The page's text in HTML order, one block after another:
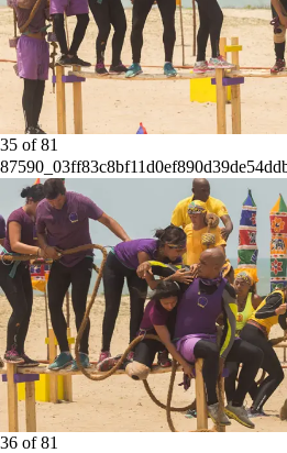
35 of81
36 of81